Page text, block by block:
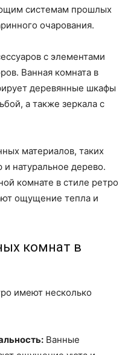
системам прошлых
очарования.
с элементами
Ванная комната в
деревянные шкафы
а также зеркала с
материалов, таких
натуральное дерево.
комнате в стиле ретро
ощущение тепла и
комнат в
имеют несколько
Ванные